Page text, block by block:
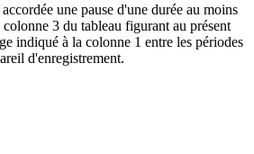
une pause d'une durée au moins
colonne 3 du tableau figurant au présent
indiqué à la colonne 1 entre les périodes
d'enregistrement.